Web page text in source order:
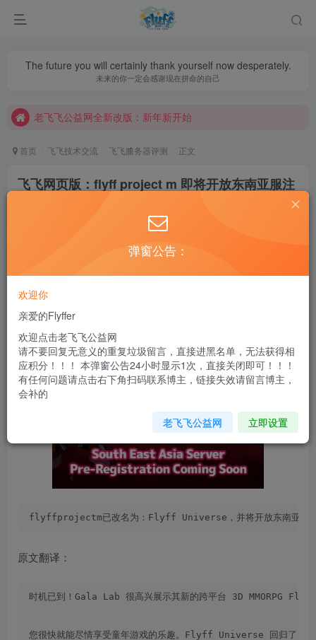
The future you will certainly thank yourself now desperately.
未来的你一定会感谢现在拼命的自己
老飞飞公益网全新改版：新年新开始
老飞飞公益网全新改版：新年新开始
首页 飞飞技术交流 飞飞服务器评测 正文
飞飞网页版：flyff project m 即将开放东南亚服注
flyffprojectm已改名为：Flyff Universe，并将开放东南亚服
原文翻译：
时机已到！Gala Lab 很高兴展示其新的跨平台 3D MMORPG
您很快就能尽情享受童年游戏的乐趣。Flyff Universe 回归了
弹窗公告：
欢迎你
亲爱的Flyffer
欢迎点击老飞飞公益网
请不要回复无意义的重复垃圾留言，直接进黑名单，无法获得相
应积分！！！ 本弹窗公告24小时显示1次，直接关闭即可！！！
有任何问题请点击右下角扫码联系博主，链接失效请留言博主，
会补的
老飞飞公益网 立即设置